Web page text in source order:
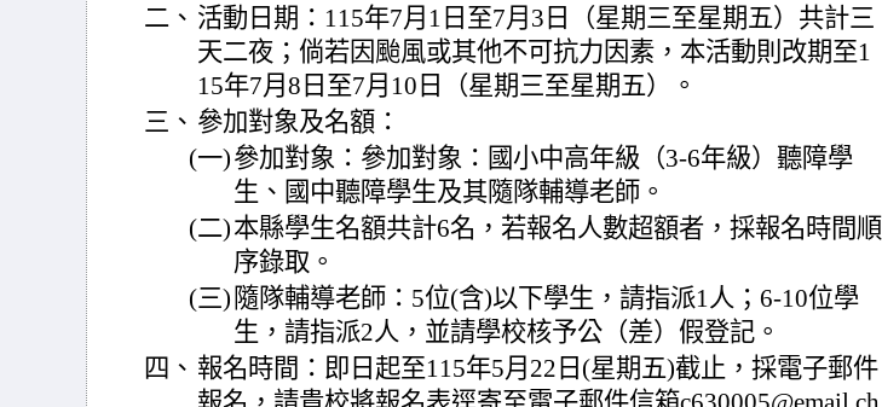
二、 活動日期：115年7月1日至7月3日（星期三至星期五）共計三
天二夜；倘若因颱風或其他不可抗力因素，本活動則改期至1
15年7月8日至7月10日（星期三至星期五）。
三、 參加對象及名額：
(一)參加對象：參加對象：國小中高年級（3-6年級）聽障學
生、國中聽障學生及其隨隊輔導老師。
(二)本縣學生名額共計6名，若報名人數超額者，採報名時間順
序錄取。
(三) 隨隊輔導老師：5位(含)以下學生，請指派1人；6-10位學
生，請指派2人，並請學校核予公（差）假登記。
四、 報名時間：即日起至115年5月22日(星期五)截止，採電子郵件